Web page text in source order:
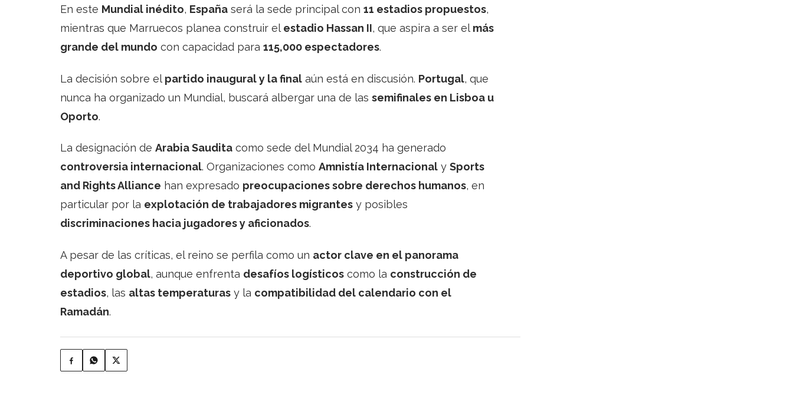
En este Mundial inédito, España será la sede principal con 11 estadios propuestos,
mientras que Marruecos planea construir elestadio Hassan II, que aspira a ser elmás
grande del mundo con capacidad para 115,000 espectadores.
La decisión sobre el partido inaugural y la final aún está en discusión. Portugal, que
nunca ha organizado un Mundial, buscará albergar una de las semifinales en Lisboa u
Oporto.
La designación de Arabia Saudita como sede del Mundial 2034 ha generado
controversia internacional. Organizaciones como Amnistía Internacional y Sports
and Rights Alliance han expresado preocupaciones sobre derechos humanos, en
particular por la explotación de trabajadores migrantes y posibles
discriminaciones hacia jugadores y aficionados.
A pesar de las críticas, el reino se perfila como un actor clave en el panorama
deportivo global, aunque enfrenta desafíos logísticos como la construcción de
estadios, las altas temperaturas y la compatibilidad del calendario con el
Ramadán.